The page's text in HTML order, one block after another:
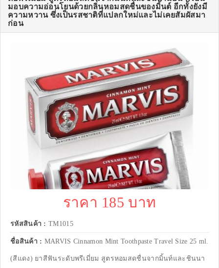
มอบความอ่อนโยนด้วยกลิ่นหอมสดชื่นของมิ้นต์ อีกทั้งยังมี
ความหวาน ซึ่งเป็นรสชาติที่แปลกใหม่และไม่เคยสัมผัสมา
ก่อน
ราคา 185 บาท
รหัสสินค้า : TM1015
ชื่อสินค้า : MARVIS Cinnamon Mint Toothpaste Travel Size 25 ml.
(สีแดง) ยาสีฟันระดับพรีเมี่ยม สูตรหอมสดชื่นจากมิ้นท์และชินนา